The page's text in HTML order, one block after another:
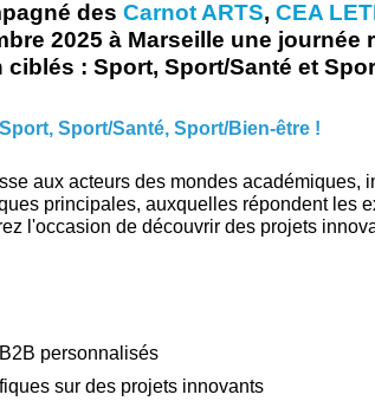
des Carnot ARTS, CEA
2025 à Marseille une
: Sport, Sport/Santé et
Sport/Santé, Sport/Bien-être !
aux acteurs des mondes
principales, auxquelles répondent les
l'occasion de découvrir des projets
personnalisés
sur des projets innovants